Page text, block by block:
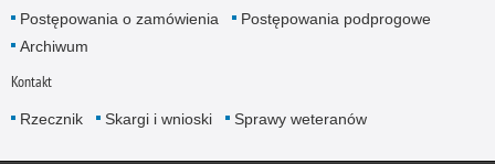
Postępowania o zamówienia
Postępowania podprogowe
Archiwum
Kontakt
Rzecznik Skargi i wnioski Sprawy weteranów